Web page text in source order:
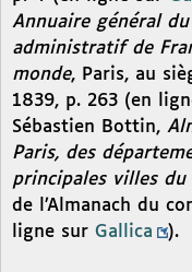
Annuaire général
administratif de
monde, Paris, au
1839, p. 263 (en
Sébastien Bottin,
Paris, des
principales villes du
de l’Almanach du
ligne sur Gallica ).